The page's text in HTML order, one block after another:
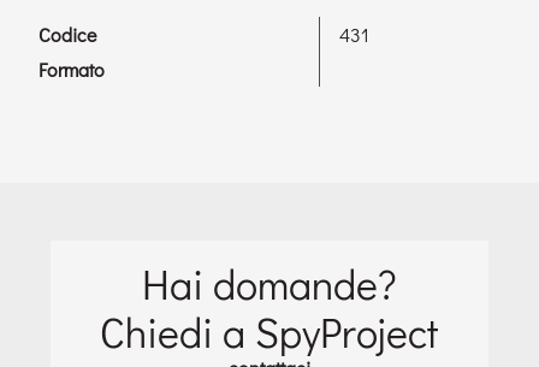
Codice
431
Formato
Hai domande?
Chiedi a SpyProject